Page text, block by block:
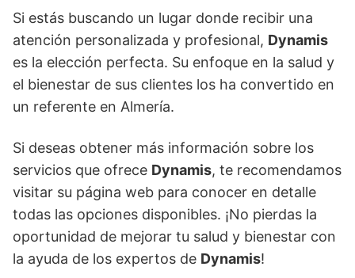
Si estás buscando un lugar donde recibir una
atención personalizada y profesional, Dynamis
es la elección perfecta. Su enfoque en la salud y
el bienestar de sus clientes los ha convertido en
un referente en Almería.
Si deseas obtener más información sobre los
servicios que ofrece Dynamis, te recomendamos
visitar su página web para conocer en detalle
todas las opciones disponibles. ¡No pierdas la
oportunidad de mejorar tu salud y bienestar con
la ayuda de los expertos de Dynamis!